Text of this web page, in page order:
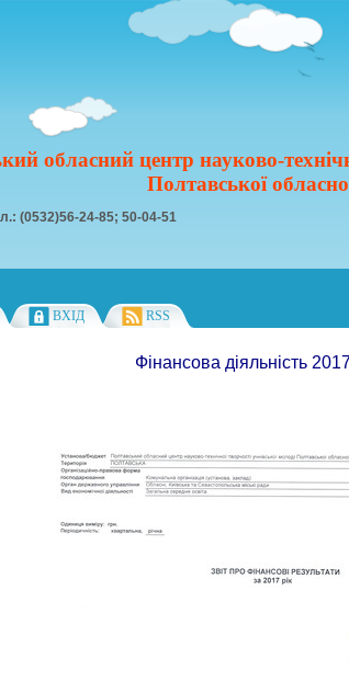
обласний центр науково-
Полтавської
(0532)56-24-85; 50-04-51
ВХІД RSS
Фінансова діяльність